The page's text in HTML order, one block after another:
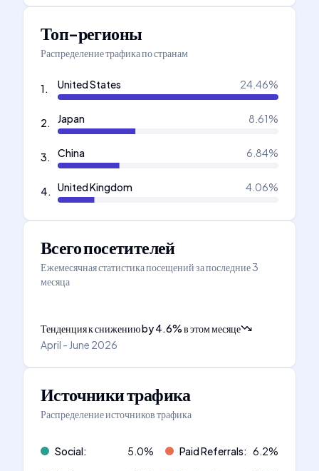
Топ-регионы
Распределение трафика по странам
1. United States 24.46%
2. Japan 8.61%
3. China 6.84%
4. United Kingdom 4.06%
Всего посетителей
Ежемесячная статистика посещений за последние 3
месяца
Тенденция к снижениюby4.6%в этом месяце
April - June 2026
Источники трафика
Распределение источников трафика
Social: 5.0% Paid Referrals: 6.2%